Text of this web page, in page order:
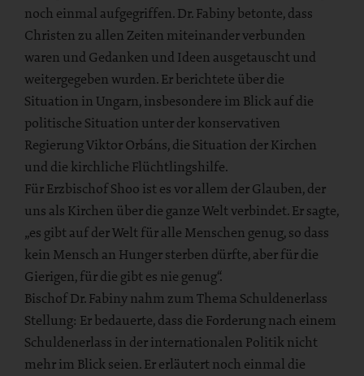
noch einmal aufgegriffen. Dr. Fabiny betonte, dass
Christen zu allen Zeiten miteinander verbunden
waren und Gedanken und Ideen ausgetauscht und
weitergegeben wurden. Er berichtete über die
Situation in Ungarn, insbesondere im Blick auf die
politische Situation unter der konservativen
Regierung Viktor Orbáns, die Situation der Kirchen
und die kirchliche Flüchtlingshilfe.
Für Erzbischof Shoo ist es vor allem der Glauben, der
uns als Kirchen über die ganze Welt verbindet. Er sagte,
„es gibt auf der Welt für alle Menschen genug, so dass
kein Mensch an Hunger sterben dürfte, aber für die
Gierigen, für die gibt es nie genug“.
Bischof Dr. Fabiny nahm zum Thema Schuldenerlass
Stellung: Er bedauerte, dass die Forderung nach einem
Schuldenerlass in der internationalen Politik nicht
mehr im Blick seien. Er erläutert noch einmal die